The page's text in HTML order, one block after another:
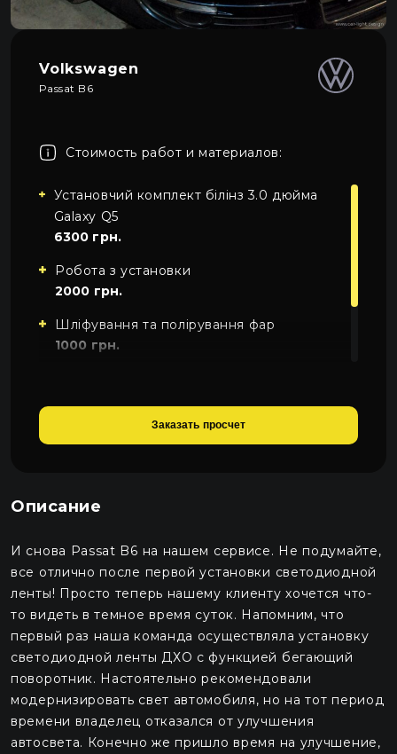
Сб–Вс – выходные
Volkswagen
Passat B6
Стоимость работ и материалов:
Установчий комплект білінз 3.0 дюйма
Galaxy Q5
6300 грн.
Робота з установки
2000 грн.
Шліфування та полірування фар
1000 грн.
Заказать просчет
Описание
И снова Passat B6 на нашем сервисе. Не подумайте,
все отлично после первой установки светодиодной
ленты! Просто теперь нашему клиенту хочется что-
то видеть в темное время суток. Напомним, что
первый раз наша команда осуществляла установку
светодиодной ленты ДХО с функцией бегающий
поворотник. Настоятельно рекомендовали
модернизировать свет автомобиля, но на тот период
времени владелец отказался от улучшения
автосвета. Конечно же пришло время на улучшение,